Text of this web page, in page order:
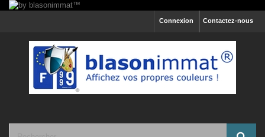
Contactez-nous
Connexion